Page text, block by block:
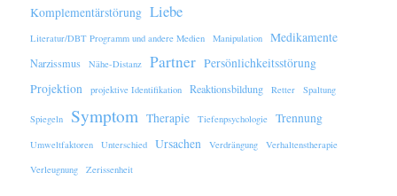
Komplementärstörung Liebe
Literatur/DBT Programm und andere Medien Manipulation Medikamente
Narzissmus Nähe-Distanz Partner Persönlichkeitsstörung
Projektion
projektive Identifikation Reaktionsbildung Retter Spaltung
Spiegeln Symptom Therapie Tiefenpsychologie Trennung
Umweltfaktoren Unterschied Ursachen Verdrängung
Verhaltenstherapie
Verleugnung
Zerissenheit